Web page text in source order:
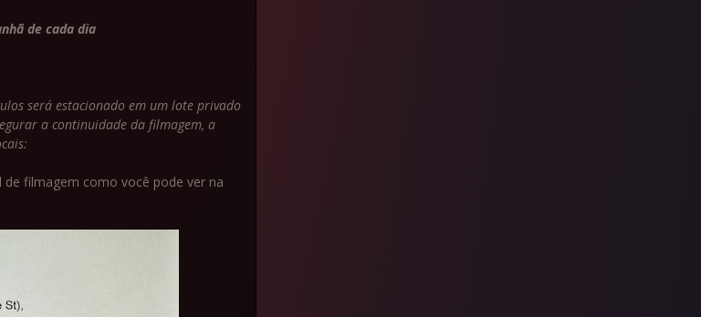
de cada dia
será estacionado em um lote privado
a continuidade da filmagem, a
filmagem como você pode ver na